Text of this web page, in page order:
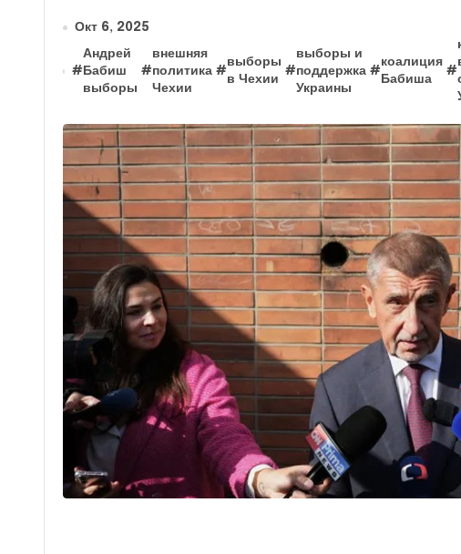
Окт 6, 2025
#
Андрей
Бабиш
выборы
#
внешняя
политика
Чехии
#
выборы
в Чехии
#
выборы и
поддержка
Украины
#
коалиция
Бабиша
#